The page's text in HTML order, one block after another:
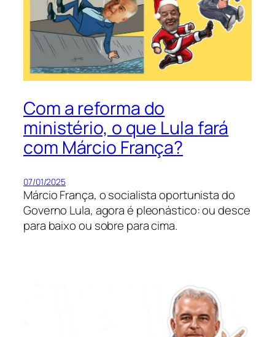
Com a reforma do
ministério, o que Lula fará
com Márcio França?
07/01/2025
Márcio França, o socialista oportunista do
Governo Lula, agora é pleonástico: ou desce
para baixo ou sobre para cima.